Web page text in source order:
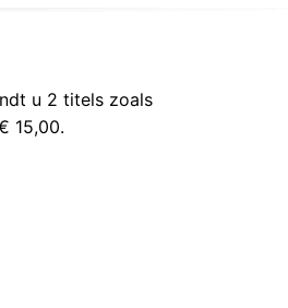
u 2 titels zoals
15,00.